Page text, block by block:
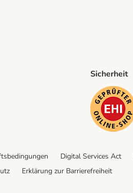
Sicherheit
Digital Services Act
Erklärung zur Barrierefreiheit